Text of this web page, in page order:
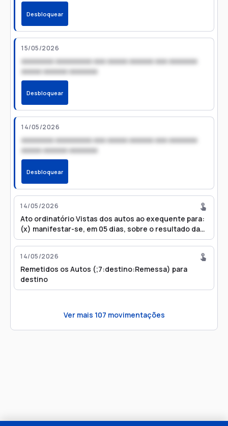
Desbloquear
15/05/2026
xxxxxxxx xxxxxxxxx xxx xxxxx xxxxxx xxx xxxxxxx
xxxxx xxxxxx xxxxxxx
Desbloquear
14/05/2026
xxxxxxxx xxxxxxxxx xxx xxxxx xxxxxx xxx xxxxxxx
xxxxx xxxxxx xxxxxxx
Desbloquear
14/05/2026
Ato ordinatório Vistas dos autos ao exequente para:
(x) manifestar-se, em 05 dias, sobre o resultado das
pesquisas realizadas (documentos sigilosos).
14/05/2026
Remetidos os Autos (;7:destino:Remessa) para
destino
Ver mais 107 movimentações